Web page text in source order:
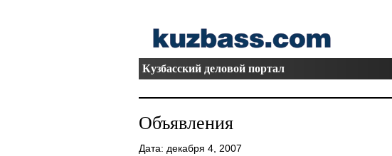
Кузбасский деловой портал
Объявления
Дата: декабря 4, 2007